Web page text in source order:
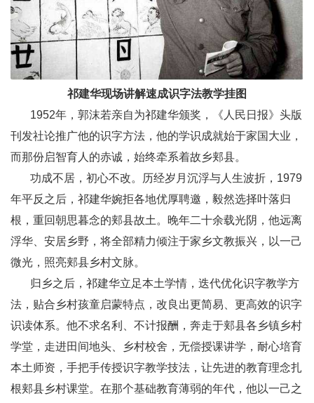
祁建华现场讲解速成识字法教学挂图
1952年，郭沫若亲自为祁建华颁奖，《人民日报》头版
刊发社论推广他的识字方法，他的学识成就始于家国大业，
而那份启智育人的赤诚，始终牵系着故乡郏县。
功成不居，初心不改。历经岁月沉浮与人生波折，1979
年平反之后，祁建华婉拒各地优厚聘邀，毅然选择叶落归
根，重回朝思暮念的郏县故土。晚年二十余载光阴，他远离
浮华、安居乡野，将全部精力倾注于家乡文教振兴，以一己
微光，照亮郏县乡村文脉。
归乡之后，祁建华立足本土学情，迭代优化识字教学方
法，贴合乡村孩童启蒙特点，改良出更简易、更高效的识字
识读体系。他不求名利、不计报酬，奔走于郏县各乡镇乡村
学堂，走进田间地头、乡村校舍，无偿授课讲学，耐心培育
本土师资，手把手传授识字教学技法，让先进的教育理念扎
根郏县乡村课堂。在那个基础教育薄弱的年代，他以一己之